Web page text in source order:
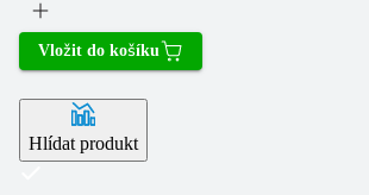
Vložit do košíku
Hlídat produkt